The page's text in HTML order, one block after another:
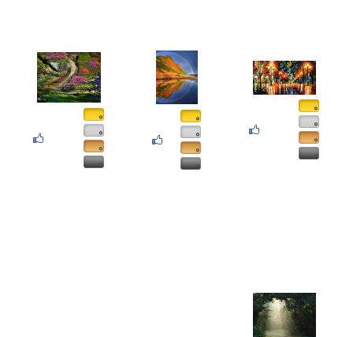
۰
۰
۰
۰
۰
۰
۰
۰
۰
۰
۰
۰